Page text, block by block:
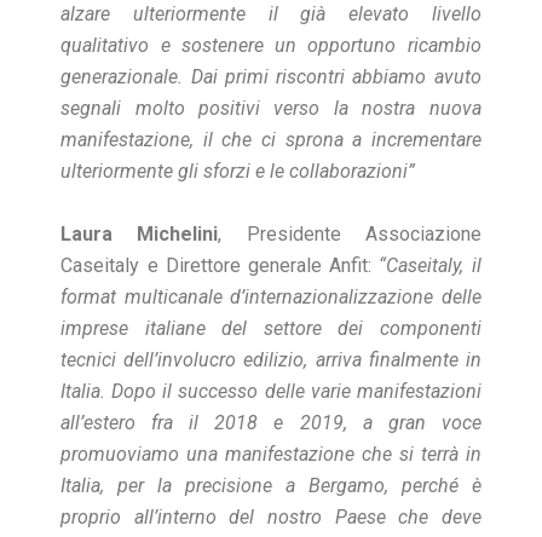
alzare ulteriormente il già elevato livello
qualitativo e sostenere un opportuno ricambio
generazionale. Dai primi riscontri abbiamo avuto
segnali molto positivi verso la nostra nuova
manifestazione, il che ci sprona a incrementare
ulteriormente gli sforzi e le collaborazioni”
Laura Michelini, Presidente Associazione
Caseitaly e Direttore generale Anfit: “Caseitaly, il
format multicanale d’internazionalizzazione delle
imprese italiane del settore dei componenti
tecnici dell’involucro edilizio, arriva finalmente in
Italia. Dopo il successo delle varie manifestazioni
all’estero fra il 2018 e 2019, a gran voce
promuoviamo una manifestazione che si terrà in
Italia, per la precisione a Bergamo, perché è
proprio all’interno del nostro Paese che deve